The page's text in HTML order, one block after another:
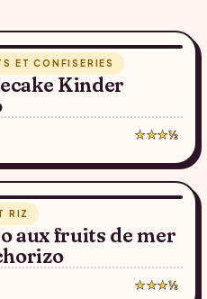
ET CONFISERIES
Kinder
★★★½
RIZ
aux fruits de mer
★★★½